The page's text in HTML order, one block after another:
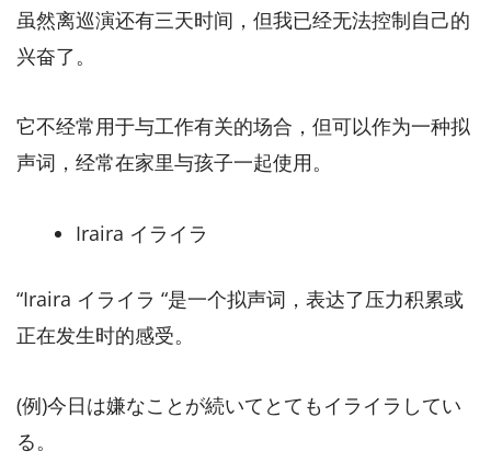
虽然离巡演还有三天时间，但我已经无法控制自己的
兴奋了。
它不经常用于与工作有关的场合，但可以作为一种拟
声词，经常在家里与孩子一起使用。
Iraira イライラ
“Iraira イライラ “是一个拟声词，表达了压力积累或
正在发生时的感受。
(例)今日は嫌なことが続いてとてもイライラしてい
る。